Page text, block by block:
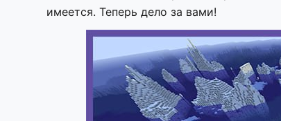
имеется. Теперь дело за вами!